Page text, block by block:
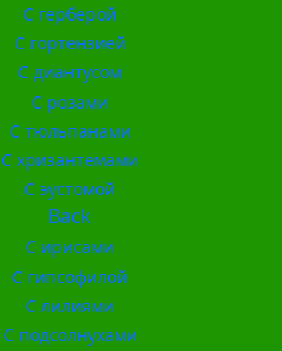
С герберой
С гортензией
С диантусом
С розами
С тюльпанами
С хризантемами
С эустомой
Back
С ирисами
С гипсофилой
С лилиями
С подсолнухами